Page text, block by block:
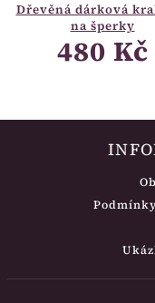
Dřevěná dárková
na šperky
480 Kč